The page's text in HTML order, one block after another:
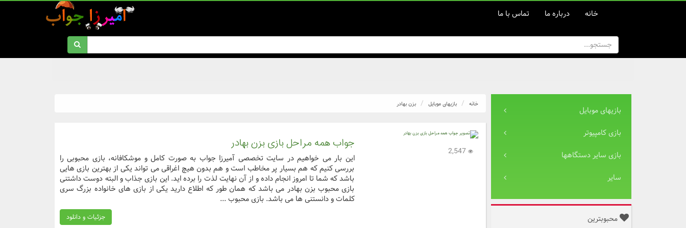
خانه درباره ما تماس با ما
بازیهای موبایل
بازی کامپیوتر
بازی سایر دستگاهها
سایر
محبوبترین
خانه بازیهای موبایل بزن بهادر
جواب همه مراحل بازی بزن بهادر
این بار می خواهیم در سایت تخصصی آمیرزا جواب به صورت کامل و موشکافانه، بازی محبوبی را
بررسی کنیم که هم بسیار پر مخاطب است و هم بدون هیچ اغراقی می تواند یکی از بهترین بازی هایی
باشد که شما تا امروز انجام داده و از آن نهایت لذت را برده اید. این بازی جذاب و البته دوست داشتنی
بازی محبوب بزن بهادر می باشد که همان طور که اطلاع دارید یکی از بازی های خانواده بزرگ سری
کلمات و دانستنی ها می باشد. بازی محبوب ...
جزئیات و دانلود